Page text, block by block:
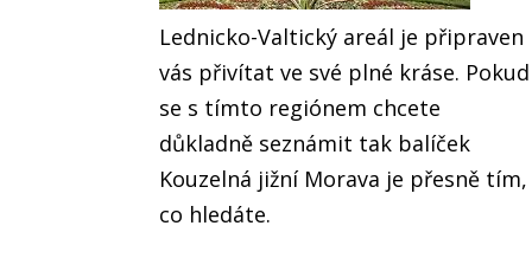
Lednicko-Valtický areál je připraven
vás přivítat ve své plné kráse. Pokud
se s tímto regiónem chcete
důkladně seznámit tak balíček
Kouzelná jižní Morava je přesně tím,
co hledáte.